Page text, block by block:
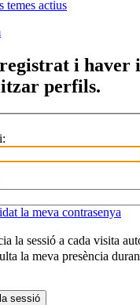
temes actius
i haver
perfils.
la meva contrasenya
la sessió a cada visita
la meva presència